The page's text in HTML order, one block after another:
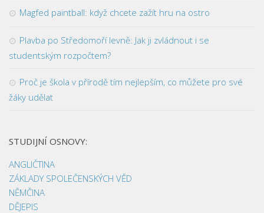
Magfed paintball: když chcete zažít hru na ostro
Plavba po Středomoří levně: Jak ji zvládnout i se
studentským rozpočtem?
Proč je škola v přírodě tím nejlepším, co můžete pro své
žáky udělat
STUDIJNÍ OSNOVY:
ANGLIČTINA
ZÁKLADY SPOLEČENSKÝCH VĚD
NĚMČINA
DĚJEPIS